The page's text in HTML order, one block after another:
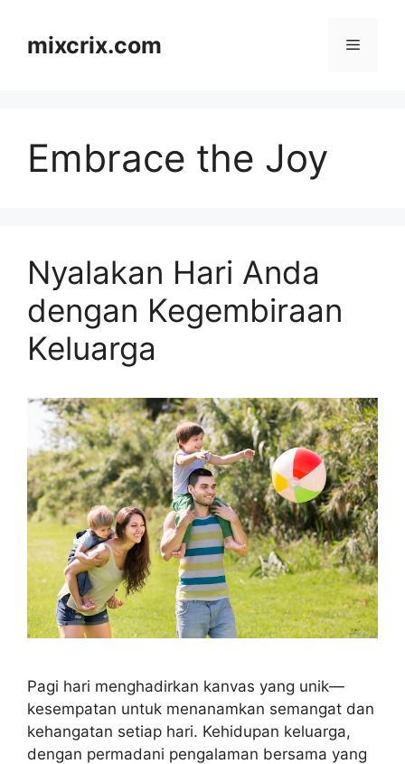
contentmixcrix.com Menu
Embrace the Joy
Nyalakan Hari Anda
dengan Kegembiraan
Keluarga
Pagi hari menghadirkan kanvas yang unik—
kesempatan untuk menanamkan semangat dan
kehangatan setiap hari. Kehidupan keluarga,
dengan permadani pengalaman bersama yang